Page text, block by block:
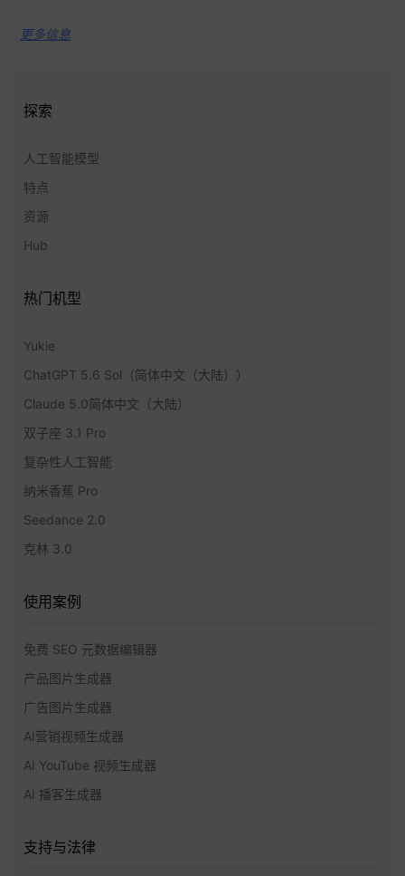
更多信息
探索
人工智能模型
特点
资源
Hub
热门机型
Yukie
ChatGPT 5.6 Sol（简体中文（大陆））
Claude 5.0简体中文（大陆）
双子座 3.1 Pro
复杂性人工智能
纳米香蕉 Pro
Seedance 2.0
克林 3.0
使用案例
免费 SEO 元数据编辑器
产品图片生成器
广告图片生成器
AI营销视频生成器
AI YouTube 视频生成器
AI 播客生成器
支持与法律